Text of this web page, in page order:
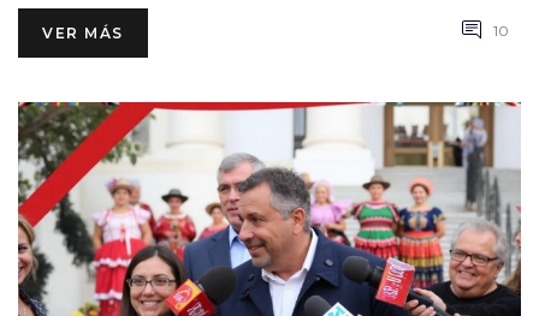
VER MÁS 10